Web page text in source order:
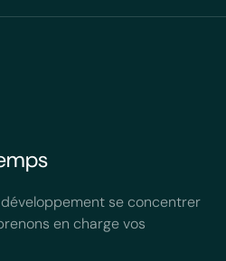
se concentrer
en charge vos